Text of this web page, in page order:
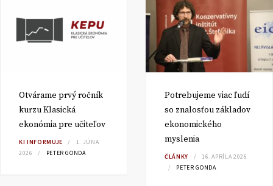
Otvárame prvý ročník
kurzu Klasická
ekonómia pre učiteľov
KI INFORMUJE
1. JÚNA
2026
PETER GONDA
Potrebujeme viac ľudí
so znalosťou základov
ekonomického
myslenia
ČLÁNKY
16. APRÍLA 2026
PETER GONDA